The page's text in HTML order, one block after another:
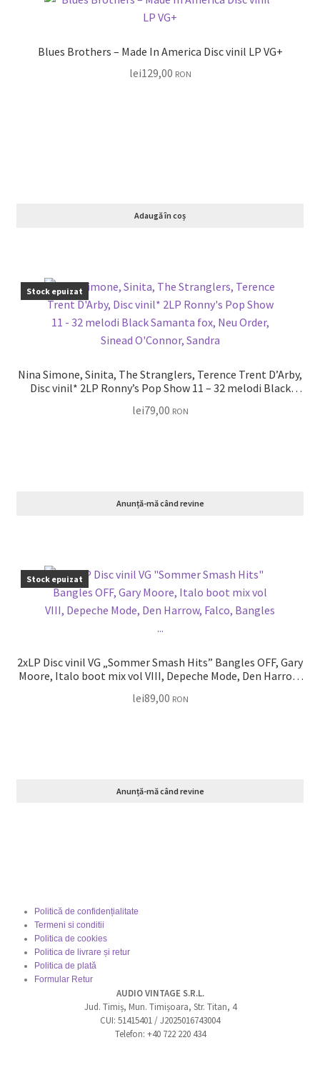
Blues Brothers – Made In America Disc vinil LP VG+
lei129,00 RON
Adaugă în coș
Stock epuizat
Nina Simone, Sinita, The Stranglers, Terence Trent D’Arby,
Disc vinil* 2LP Ronny’s Pop Show 11 – 32 melodi Black
lei79,00 RON
Anunță-mă când revine
Stock epuizat
2xLP Disc vinil VG „Sommer Smash Hits” Bangles OFF, Gary
Moore, Italo boot mix vol VIII, Depeche Mode, Den Harrow,
lei89,00 RON
Anunță-mă când revine
Politică de confidențialitate
Termeni si conditii
Politica de cookies
Politica de livrare și retur
Politica de plată
Formular Retur
AUDIO VINTAGE S.R.L.
Jud. Timiș, Mun. Timișoara, Str. Titan, 4
CUI: 51415401 / J2025016743004
Telefon: +40 722 220 434